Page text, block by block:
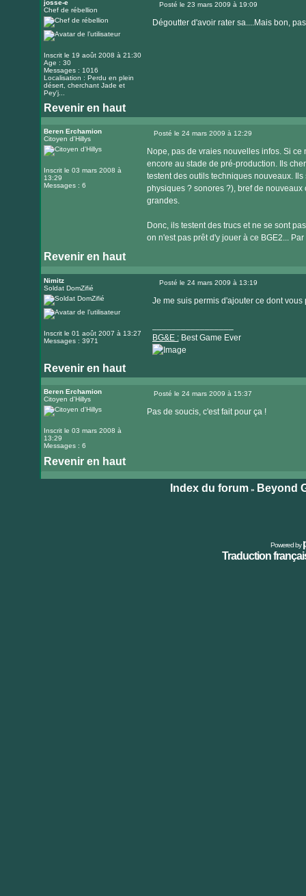
josse-e
Chef de rébellion
Inscrit le 19 août 2008 à 21:30
Age : 30
Messages : 1016
Localisation : Perdu en plein
désert, cherchant Jade et
Pey'j...
Posté le 23 mars 2009 à 19:09
Dégoutter d'avoir rater sa....Mais bon,
Revenir en haut
Beren Erchamion
Citoyen d'Hillys
Inscrit le 03 mars 2008 à
13:29
Messages : 6
Posté le 24 mars 2009 à 12:29
Nope, pas de vraies nouvelles infos. Si
encore au stade de pré-production. Ils
testent des outils techniques nouveaux.
physiques ? sonores ?), bref de
grandes.
Donc, ils testent des trucs et ne se sont
on n'est pas prêt d'y jouer à ce BGE2...
Revenir en haut
Nimitz
Soldat DomZifié
Inscrit le 01 août 2007 à 13:27
Messages : 3971
Posté le 24 mars 2009 à 13:19
Je me suis permis d'ajouter ce dont
BG&E :Best Game Ever
Revenir en haut
Visiter
le
internet
Beren Erchamion
Citoyen d'Hillys
Inscrit le 03 mars 2008 à
13:29
Messages : 6
Posté le 24 mars 2009 à 15:37
Pas de soucis, c'est fait pour ça !
Revenir en haut
Index du forum» Beyond
Powered by
Traduction